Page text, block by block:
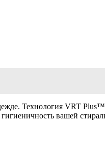
Технология VRT
гигиеничность вашей